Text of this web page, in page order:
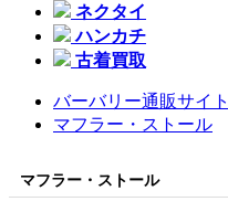
ネクタイ
ハンカチ
古着買取
バーバリー通販サイ
マフラー・ストール
マフラー・ストール